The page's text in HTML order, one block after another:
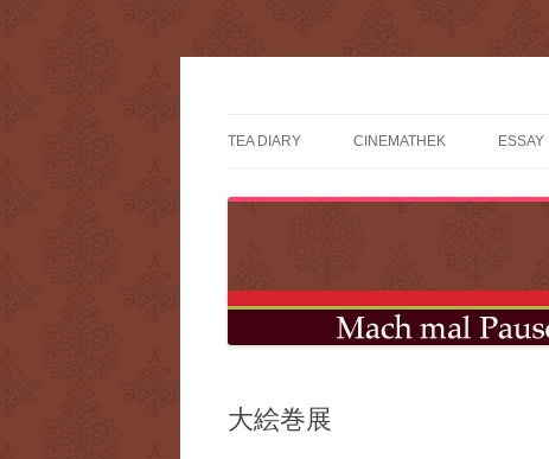
へ
ッ
TEA DIARY CINEMATHEK ESSAY
大絵巻展